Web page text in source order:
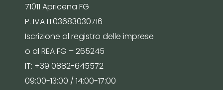
71011 Apricena FG
P. IVA IT03683030716
Iscrizione al registro delle imprese
o al REA FG – 265245
IT: +39 0882-645572
09:00-13:00 / 14:00-17:00